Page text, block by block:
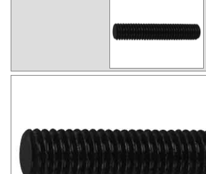
どをバランスよく備え、かつ透明で自己
ら、電気・電子分野から自動車、医療分
■ポリフェニレンサルファイド(PPS)
す。優れた耐熱性を有し、高温度雰囲気
も物性劣化はほとんどありません。また
特性、電気的特性、および寸法安定性に